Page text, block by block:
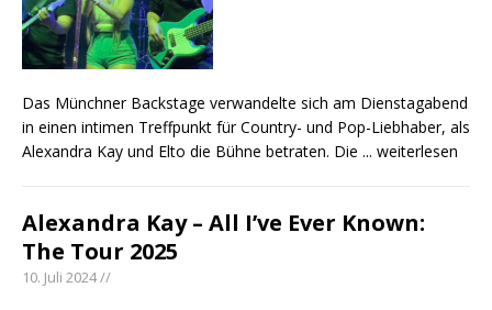
Das Münchner Backstage verwandelte sich am Dienstagabend
in einen intimen Treffpunkt für Country- und Pop-Liebhaber, als
Alexandra Kay und Elto die Bühne betraten. Die ... weiterlesen
Alexandra Kay – All I’ve Ever Known:
The Tour 2025
10. Juli 2024 //